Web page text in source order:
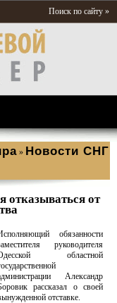
Поиск по сайту »
» Новости СНГ
отказываться от
обязанности
руководителя
областной
Александр
рассказал о своей
отставке.